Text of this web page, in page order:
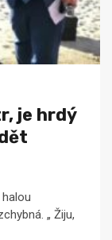
je hrdý
„ Žiju,